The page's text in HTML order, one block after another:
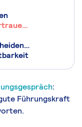
6. Delegationsfähigkeit & Vertrauen ins Team
8. Selbstbewusstsein & Bescheidenheit
:
Führungskraft